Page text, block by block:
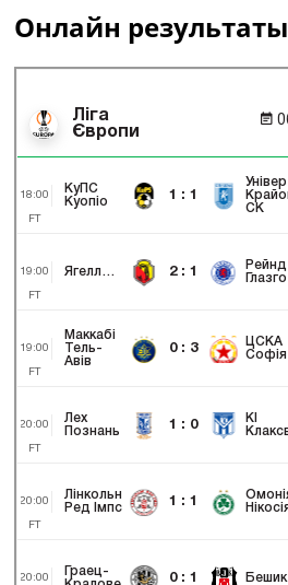
Онлайн результаты